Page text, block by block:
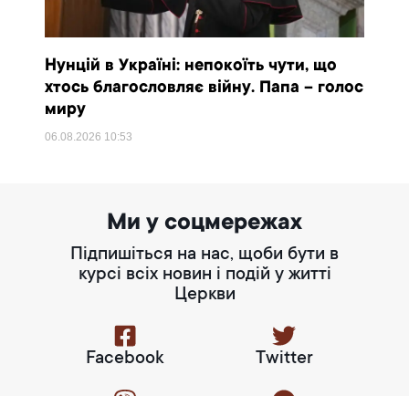
Нунцій в Україні: непокоїть чути, що
хтось благословляє війну. Папа – голос
миру
06.08.2026 10:53
Ми у соцмережах
Підпишіться на нас, щоби бути в
курсі всіх новин і подій у житті
Церкви
Facebook Twitter